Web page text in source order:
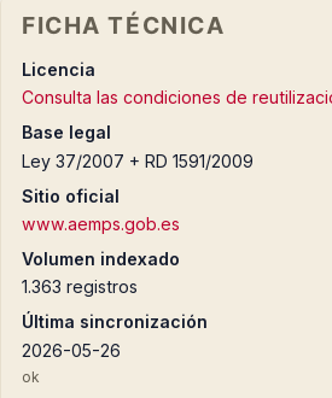
FICHA TÉCNICA
Licencia
Consulta las condiciones de
Base legal
Ley 37/2007 + RD 1591/2009
Sitio oficial
www.aemps.gob.es
Volumen indexado
1.363 registros
Última sincronización
2026-05-26
ok